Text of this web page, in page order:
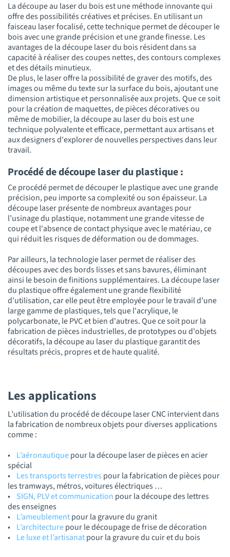
La découpe au laser du bois est une méthode innovante qui
offre des possibilités créatives et précises. En utilisant un
faisceau laser focalisé, cette technique permet de découper le
bois avec une grande précision et une grande finesse. Les
avantages de la découpe laser du bois résident dans sa
capacité à réaliser des coupes nettes, des contours complexes
et des détails minutieux.
De plus, le laser offre la possibilité de graver des motifs, des
images ou même du texte sur la surface du bois, ajoutant une
dimension artistique et personnalisée aux projets. Que ce soit
pour la création de maquettes, de pièces décoratives ou
même de mobilier, la découpe au laser du bois est une
technique polyvalente et efficace, permettant aux artisans et
aux designers d'explorer de nouvelles perspectives dans leur
travail.
Procédé de découpe laser du plastique :
Ce procédé permet de découper le plastique avec une grande
précision, peu importe sa complexité ou son épaisseur. La
découpe laser présente de nombreux avantages pour
l’usinage du plastique, notamment une grande vitesse de
coupe et l'absence de contact physique avec le matériau, ce
qui réduit les risques de déformation ou de dommages.
Par ailleurs, la technologie laser permet de réaliser des
découpes avec des bords lisses et sans bavures, éliminant
ainsi le besoin de finitions supplémentaires. La découpe laser
du plastique offre également une grande flexibilité
d’utilisation, car elle peut être employée pour le travail d’une
large gamme de plastiques, tels que l'acrylique, le
polycarbonate, le PVC et bien d'autres. Que ce soit pour la
fabrication de pièces industrielles, de prototypes ou d'objets
décoratifs, la découpe au laser du plastique garantit des
résultats précis, propres et de haute qualité.
Les applications
L’utilisation du procédé de découpe laser CNC intervient dans
la fabrication de nombreux objets pour diverses applications
comme :
• L’aéronautiquepour la découpe laser de pièces en acier
spécial
• Les transports terrestres pour la fabrication de pièces pour
les tramways, métros, voitures électriques …
• SIGN, PLV et communication pour la découpe des lettres
des enseignes
• L’ameublementpour la gravure du granit
• L’architecturepour le découpage de frise de décoration
• Le luxe et l’artisanatpour la gravure du cuir et du bois